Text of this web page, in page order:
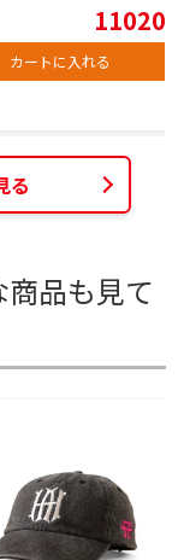
11020
カートに入れる
る
品も見て